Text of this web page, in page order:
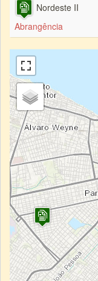
Nordeste II
Abrangência